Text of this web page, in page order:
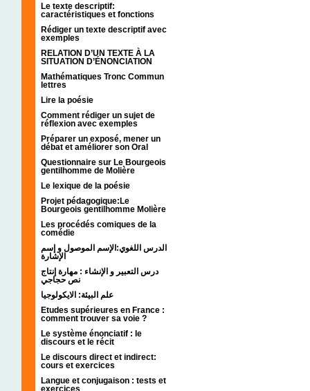
Le texte descriptif:
caractéristiques et fonctions
Rédiger un texte descriptif avec
exemples
RELATION D’UN TEXTE À LA
SITUATION D’ÉNONCIATION
Mathématiques Tronc Commun
lettres
Lire la poésie
Comment rédiger un sujet de
réflexion avec exemples
Préparer un exposé, mener un
débat et améliorer son Oral
Questionnaire sur Le Bourgeois
gentilhomme de Molière
Le lexique de la poésie
Projet pédagogique:Le
Bourgeois gentilhomme Molière
Les procédés comiques de la
comédie
الدرس اللغوي:الإسم الموصول و إسم
الإشارة
درس التعبير و الإنشاء : مهارة إنتاج
نص حجاجي
علم البيئة: الايكولوجيا
Etudes supérieures en France :
comment trouver sa voie ?
Le système énonciatif : le
discours et le récit
Le discours direct et indirect:
cours et exercices
Langue et conjugaison : tests et
exercices